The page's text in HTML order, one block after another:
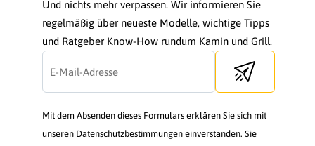
Und nichts mehr verpassen. Wir informieren Sie
regelmäßig über neueste Modelle, wichtige Tipps
und Ratgeber Know-How rundum Kamin und Grill.
Send newsletter
Mit dem Absenden dieses Formulars erklären Sie sich mit
unseren Datenschutzbestimmungen einverstanden. Sie